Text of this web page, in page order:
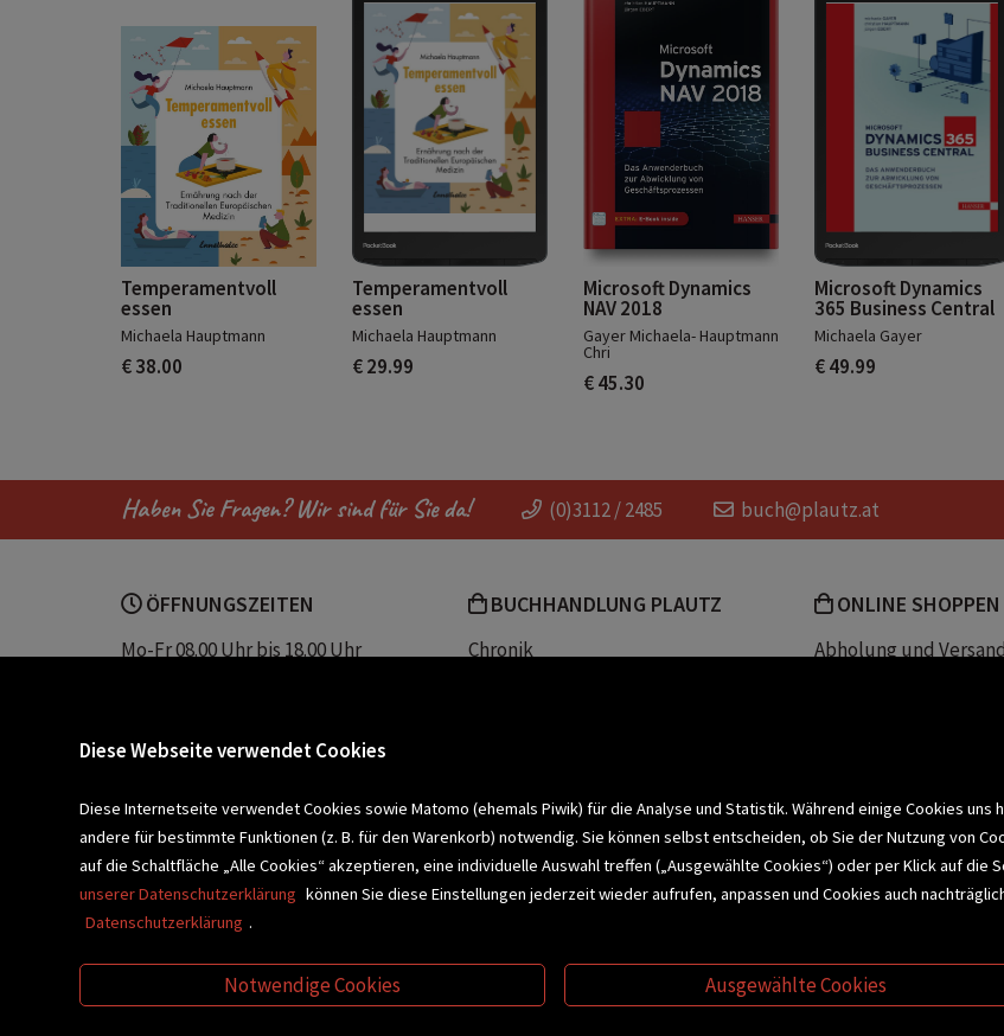
Temperamentvoll
essen
Michaela Hauptmann
€ 38.00
Temperamentvoll
essen
Michaela Hauptmann
€ 29.99
Microsoft Dynamics
NAV 2018
Gayer Michaela- Hauptmann
Chri
€ 45.30
Microsoft Dynamics
365 Business Central
Michaela Gayer
€ 49.99
Haben Sie Fragen? Wir sind für Sie da! (0)3112 / 2485 buch@plautz.at
ÖFFNUNGSZEITEN
Mo-Fr 08.00 Uhr bis 18.00 Uhr
Sparkassenplatz 2
BUCHHANDLUNG PLAUTZ
Chronik
ONLINE SHOPPEN
Abholung und Versand
BLEIBEN WIR IN KONTAKT! Newsletter abonnieren >
Diese Webseite verwendet Cookies
Diese Internetseite verwendet Cookies sowie Matomo (ehemals Piwik) für die Analyse und Statistik. Während einige Cookies
andere für bestimmte Funktionen (z. B. für den Warenkorb) notwendig. Sie können selbst entscheiden, ob Sie der Nutzung von
auf die Schaltfläche „Alle Cookies“ akzeptieren, eine individuelle Auswahl treffen („Ausgewählte Cookies“) oder per Klick auf die
unserer Datenschutzerklärung können Sie diese Einstellungen jederzeit wieder aufrufen, anpassen und Cookies auch
Datenschutzerklärung .
Notwendige Cookies Ausgewählte Cookies